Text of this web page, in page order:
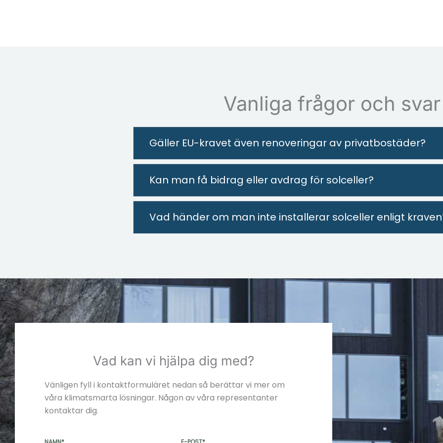
Vanliga frågor och svar
Gäller EU-kravet även renoveringar av privatbostäder?
Kan man få bidrag eller avdrag för solceller?
Vad händer om man inte installerar solceller enligt
Vad kan vi hjälpa dig med?
Vänligen fyll i kontaktformuläret nedan så berättar vi mer om
våra klimatsmarta lösningar. Någon av våra representanter
kontaktar dig.